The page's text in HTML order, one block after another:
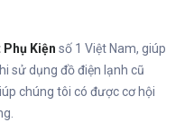
Phụ Kiện số 1 Việt Nam, giúp
sử dụng đồ điện lạnh cũ
chúng tôi có được cơ hội